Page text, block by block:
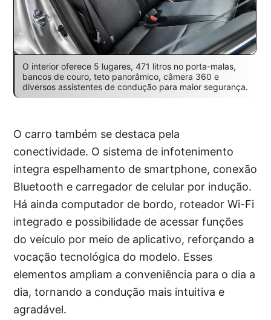
O interior oferece 5 lugares, 471 litros no porta-malas,
bancos de couro, teto panorâmico, câmera 360 e
diversos assistentes de condução para maior segurança.
O carro também se destaca pela
conectividade. O sistema de infotenimento
integra espelhamento de smartphone, conexão
Bluetooth e carregador de celular por indução.
Há ainda computador de bordo, roteador Wi-Fi
integrado e possibilidade de acessar funções
do veículo por meio de aplicativo, reforçando a
vocação tecnológica do modelo. Esses
elementos ampliam a conveniência para o dia a
dia, tornando a condução mais intuitiva e
agradável.